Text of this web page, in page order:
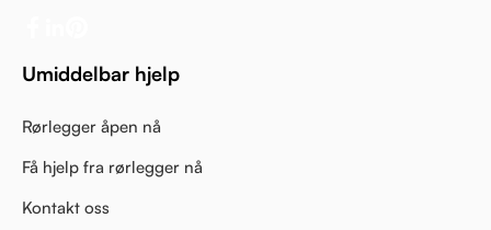
Umiddelbar hjelp
Rørlegger åpen nå
Få hjelp fra rørlegger nå
Kontakt oss